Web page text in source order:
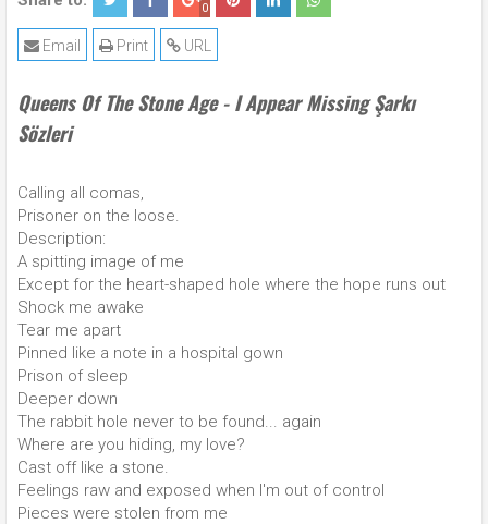
0
URL
Print
Email
Queens Of The Stone Age - I Appear Missing Şarkı
Sözleri
Calling all comas,
Prisoner on the loose.
Description:
A spitting image of me
Except for the heart-shaped hole where the hope runs out
Shock me awake
Tear me apart
Pinned like a note in a hospital gown
Prison of sleep
Deeper down
The rabbit hole never to be found... again
Where are you hiding, my love?
Cast off like a stone.
Feelings raw and exposed when I'm out of control
Pieces were stolen from me